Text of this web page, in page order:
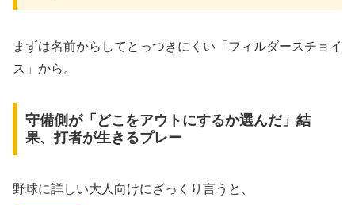
まずは名前からしてとっつきにくい「フィルダースチョイ
ス」から。
守備側が「どこをアウトにするか選んだ」結
果、打者が生きるプレー
野球に詳しい大人向けにざっくり言うと、